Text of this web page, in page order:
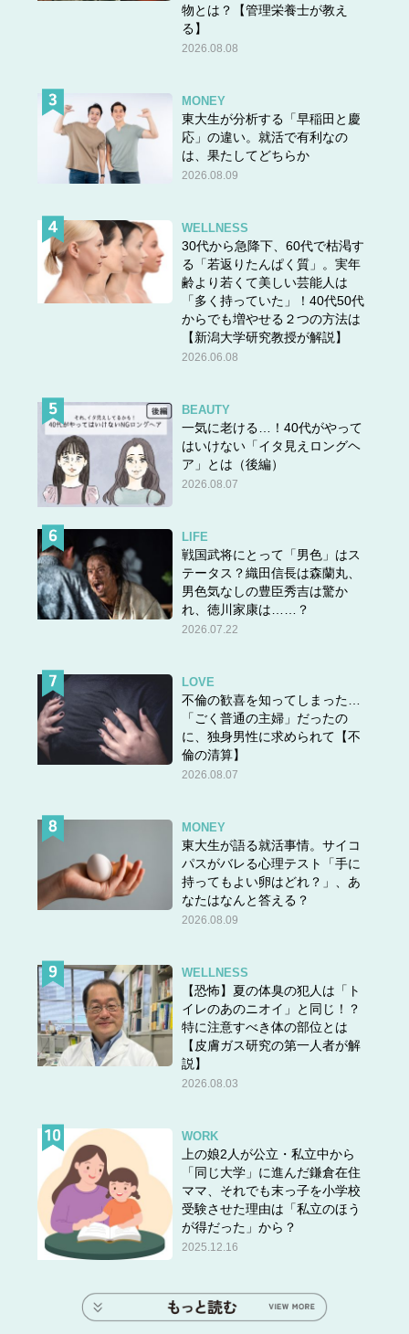
物とは？【管理栄養士が教え
る】
2026.08.08
MONEY
東大生が分析する「早稲田と慶
応」の違い。就活で有利なの
は、果たしてどちらか
2026.08.09
WELLNESS
30代から急降下、60代で枯渇す
る「若返りたんぱく質」。実年
齢より若くて美しい芸能人は
「多く持っていた」！40代50代
からでも増やせる２つの方法は
【新潟大学研究教授が解説】
2026.06.08
BEAUTY
一気に老ける…！40代がやって
はいけない「イタ見えロングヘ
ア」とは（後編）
2026.08.07
LIFE
戦国武将にとって「男色」はス
テータス？織田信長は森蘭丸、
男色気なしの豊臣秀吉は驚か
れ、徳川家康は……？
2026.07.22
LOVE
不倫の歓喜を知ってしまった…
「ごく普通の主婦」だったの
に、独身男性に求められて【不
倫の清算】
2026.08.07
MONEY
東大生が語る就活事情。サイコ
パスがバレる心理テスト「手に
持ってもよい卵はどれ？」、あ
なたはなんと答える？
2026.08.09
WELLNESS
【恐怖】夏の体臭の犯人は「ト
イレのあのニオイ」と同じ！？
特に注意すべき体の部位とは
【皮膚ガス研究の第一人者が解
説】
2026.08.03
WORK
上の娘2人が公立・私立中から
「同じ大学」に進んだ鎌倉在住
ママ、それでも末っ子を小学校
受験させた理由は「私立のほう
が得だった」から？
2025.12.16